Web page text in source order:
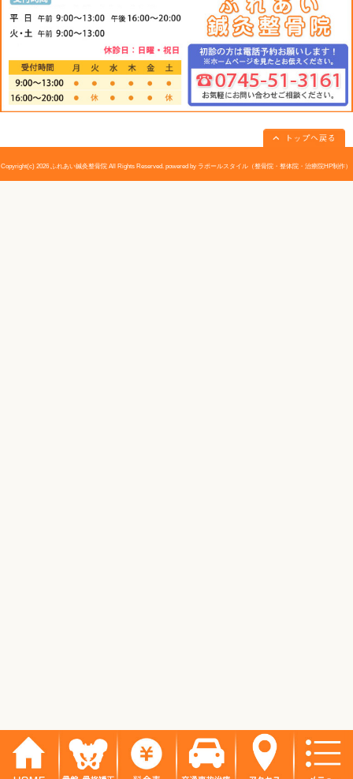
動悸や胸が締め付けられるような場合によういるとよい
中かん
消化機能を整えて、食欲不振に効果をあらわす
位置>
消化機能を整えるのに大切なツボ。施術者は、仰向けに
わせて両手を重ねる。お客が息を吐くのに合わせて軽く
サージへとなめらかに移る。心身症のうちでは、食欲不
によういるとよい。